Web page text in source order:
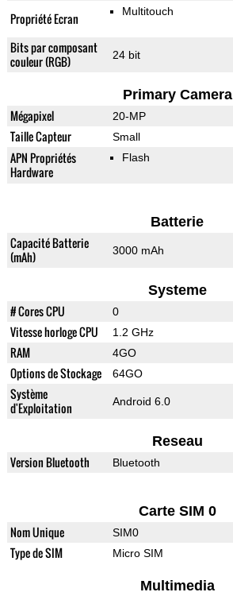
Propriété Ecran Multitouch
Bits par composant
couleur (RGB)
24 bit
Primary Camera
Mégapixel 20-MP
Taille Capteur Small
APN Propriétés
Hardware
Flash
Batterie
Capacité Batterie
(mAh)
3000 mAh
Systeme
# Cores CPU 0
Vitesse horloge CPU 1.2 GHz
RAM 4GO
Options de Stockage 64GO
Système
d'Exploitation
Android 6.0
Reseau
Version Bluetooth Bluetooth
Carte SIM 0
Nom Unique SIM0
Type de SIM Micro SIM
Multimedia